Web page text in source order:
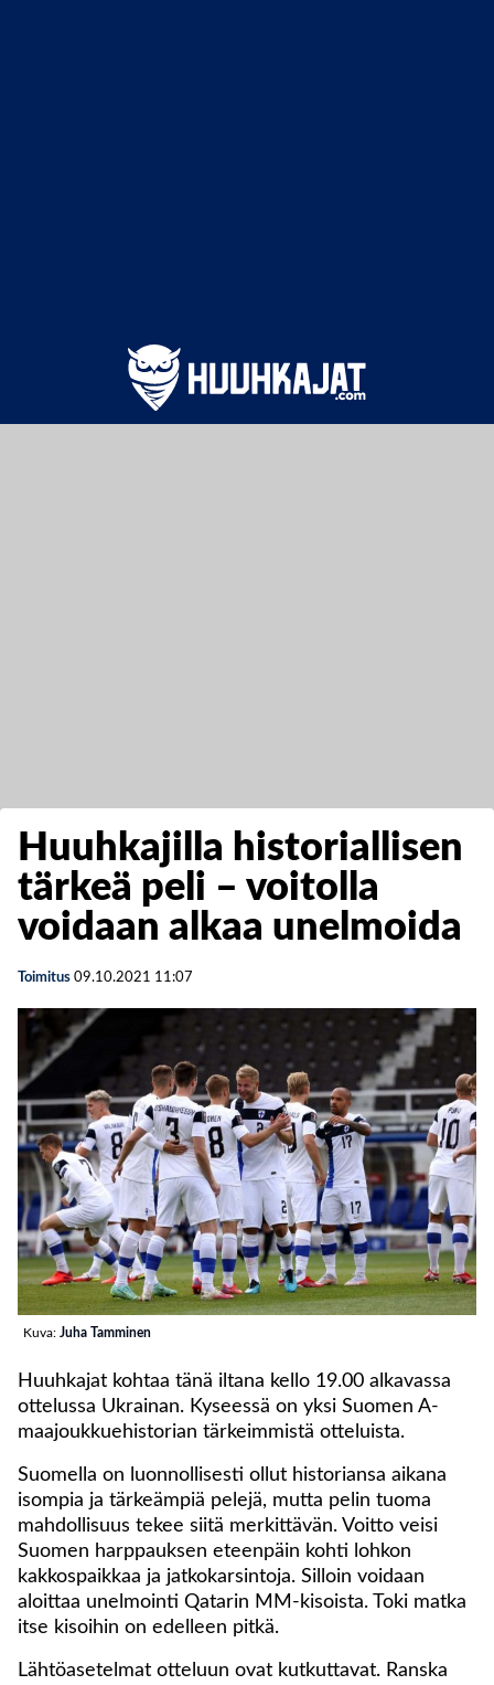
Huuhkajilla historiallisen
tärkeä peli – voitolla
voidaan alkaa unelmoida
Toimitus 09.10.2021 11:07
Kuva: Juha Tamminen
Huuhkajat kohtaa tänä iltana kello 19.00 alkavassa
ottelussa Ukrainan. Kyseessä on yksi Suomen A-
maajoukkuehistorian tärkeimmistä otteluista.
Suomella on luonnollisesti ollut historiansa aikana
isompia ja tärkeämpiä pelejä, mutta pelin tuoma
mahdollisuus tekee siitä merkittävän. Voitto veisi
Suomen harppauksen eteenpäin kohti lohkon
kakkospaikkaa ja jatkokarsintoja. Silloin voidaan
aloittaa unelmointi Qatarin MM-kisoista. Toki matka
itse kisoihin on edelleen pitkä.
Lähtöasetelmat otteluun ovat kutkuttavat. Ranska